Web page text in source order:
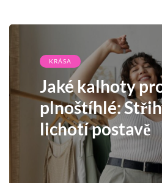
KRÁSA
Jaké kalhoty
plnoštíhlé:
lichotí postavě